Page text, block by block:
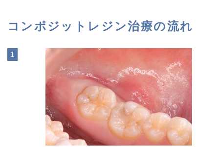
コンポジットレジン治療の流れ